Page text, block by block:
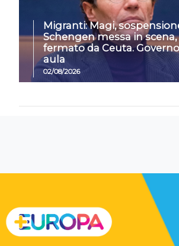
Migranti: Magi,
Schengen messa in
fermato da Ceuta.
aula
02/08/2026